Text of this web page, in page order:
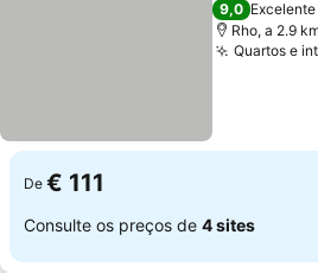
9,0 Excelente
Rho, a 2.9
Quartos e
De € 111
Consulte os preços de 4 sites